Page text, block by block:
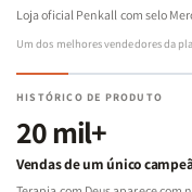
Loja oficial Penkall com selo
Um dos melhores vendedores da
HISTÓRICO DE PRODUTO
20 mil+
Vendas de um único